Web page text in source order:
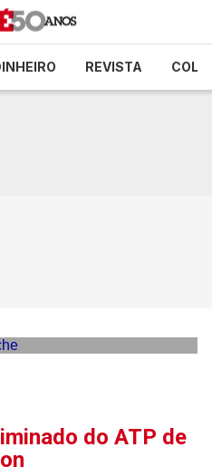
REVISTA
do ATP de